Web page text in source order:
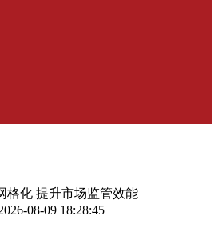
格化 提升市场监管效能
08-09 18:28:45